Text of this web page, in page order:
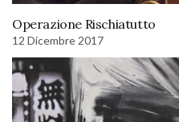
Operazione Rischiatutto
12 Dicembre 2017